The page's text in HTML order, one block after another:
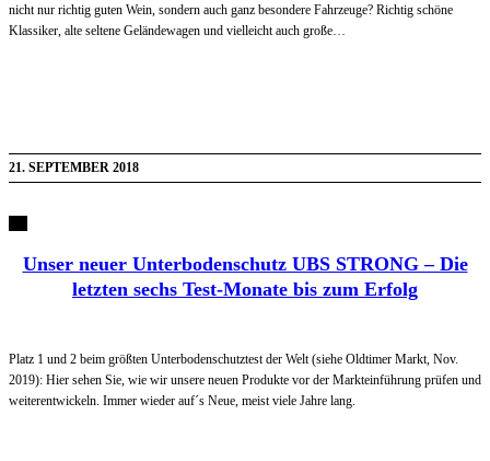
nicht nur richtig guten Wein, sondern auch ganz besondere Fahrzeuge? Richtig schöne
Klassiker, alte seltene Geländewagen und vielleicht auch große…
21. SEPTEMBER 2018
Unser neuer Unterbodenschutz UBS STRONG – Die
letzten sechs Test-Monate bis zum Erfolg
Platz 1 und 2 beim größten Unterbodenschutztest der Welt (siehe Oldtimer Markt, Nov.
2019): Hier sehen Sie, wie wir unsere neuen Produkte vor der Markteinführung prüfen und
weiterentwickeln. Immer wieder auf´s Neue, meist viele Jahre lang.